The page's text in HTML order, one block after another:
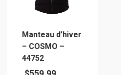
page
Manteau d’hiver
– COSMO –
44752